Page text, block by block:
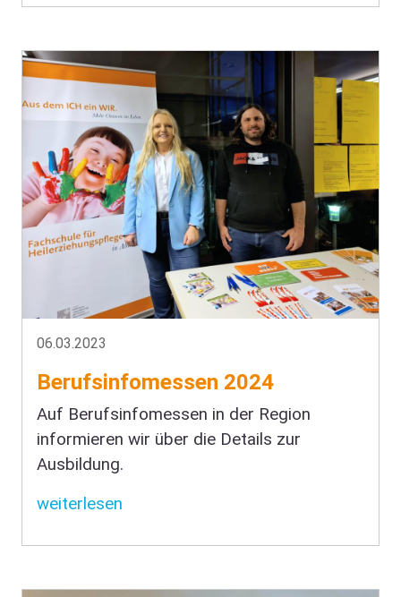
06.03.2023
Berufsinfomessen 2024
Auf Berufsinfomessen in der Region
informieren wir über die Details zur
Ausbildung.
weiterlesen